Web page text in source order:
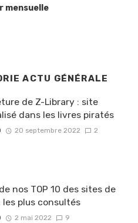
mensuelle
ACTU GÉNÉRALE
de Z-Library : site
dans les livres piratés
20 septembre 2022 2
nos TOP 10 des sites de
les plus consultés
2 mai 2022 9